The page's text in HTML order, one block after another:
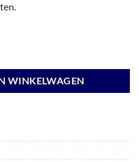
WINKELWAGEN